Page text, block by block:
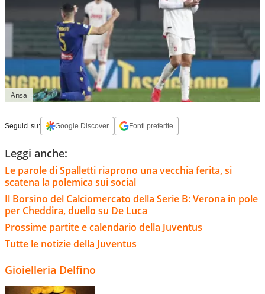
Ansa
Seguici su: Google Discover Fonti preferite
Leggi anche:
Le parole di Spalletti riaprono una vecchia ferita, si
scatena la polemica sui social
Il Borsino del Calciomercato della Serie B: Verona in pole
per Cheddira, duello su De Luca
Prossime partite e calendario della Juventus
Tutte le notizie della Juventus
Gioielleria Delfino